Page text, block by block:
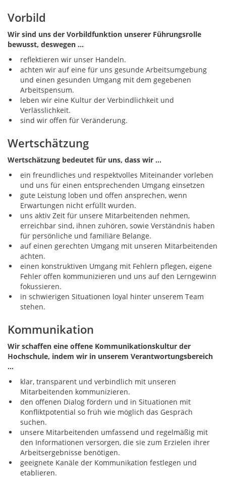
Vorbild
Wir sind uns der Vorbildfunktion unserer Führungsrolle
bewusst, deswegen …
reflektieren wir unser Handeln.
achten wir auf eine für uns gesunde Arbeitsumgebung
und einen gesunden Umgang mit dem gegebenen
Arbeitspensum.
leben wir eine Kultur der Verbindlichkeit und
Verlässlichkeit.
sind wir offen für Veränderung.
Wertschätzung
Wertschätzung bedeutet für uns, dass wir …
ein freundliches und respektvolles Miteinander vorleben
und uns für einen entsprechenden Umgang einsetzen
gute Leistung loben und offen ansprechen, wenn
Erwartungen nicht erfüllt wurden.
uns aktiv Zeit für unsere Mitarbeitenden nehmen,
erreichbar sind, ihnen zuhören, sowie Verständnis haben
für persönliche und familiäre Belange.
auf einen gerechten Umgang mit unseren Mitarbeitenden
achten.
einen konstruktiven Umgang mit Fehlern pflegen, eigene
Fehler offen kommunizieren und uns auf den Lerngewinn
fokussieren.
in schwierigen Situationen loyal hinter unserem Team
stehen.
Kommunikation
Wir schaffen eine offene Kommunikationskultur der
Hochschule, indem wir in unserem Verantwortungsbereich
…
klar, transparent und verbindlich mit unseren
Mitarbeitenden kommunizieren.
den offenen Dialog fördern und in Situationen mit
Konfliktpotential so früh wie möglich das Gespräch
suchen.
unsere Mitarbeitenden umfassend und regelmäßig mit
den Informationen versorgen, die sie zum Erzielen ihrer
Arbeitsergebnisse benötigen.
geeignete Kanäle der Kommunikation festlegen und
etablieren.